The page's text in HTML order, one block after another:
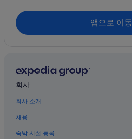
퀸토 알 마레 호텔
제노바대학교 근처 호텔
앱으로 이동
회사
회사 소개
채용
숙박 시설 등록